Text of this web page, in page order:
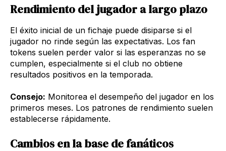
Rendimiento del jugador a largo plazo
El éxito inicial de un fichaje puede disiparse si el
jugador no rinde según las expectativas. Los fan
tokens suelen perder valor si las esperanzas no se
cumplen, especialmente si el club no obtiene
resultados positivos en la temporada.
Consejo: Monitorea el desempeño del jugador en los
primeros meses. Los patrones de rendimiento suelen
establecerse rápidamente.
Cambios en la base de fanáticos